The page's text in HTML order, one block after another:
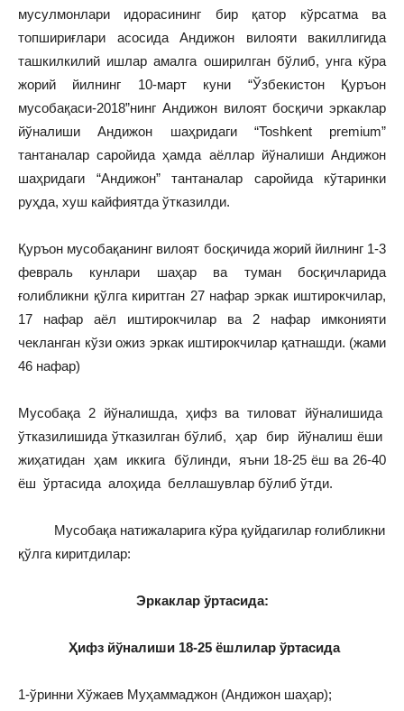
мусулмонлари идорасининг бир қатор кўрсатма ва
топшириғлари асосида Андижон вилояти вакиллигида
ташкилкилий ишлар амалга оширилган бўлиб, унга кўра
жорий йилнинг 10-март куни “Ўзбекистон Қуръон
мусобақаси-2018”нинг Андижон вилоят босқичи эркаклар
йўналиши Андижон шаҳридаги “Toshkent premium”
тантаналар саройида ҳамда аёллар йўналиши Андижон
шаҳридаги “Андижон” тантаналар саройида кўтаринки
руҳда, хуш кайфиятда ўтказилди.
Қуръон мусобақанинг вилоят босқичида жорий йилнинг 1-3
февраль кунлари шаҳар ва туман босқичларида
ғолибликни қўлга киритган 27 нафар эркак иштирокчилар,
17 нафар аёл иштирокчилар ва 2 нафар имконияти
чекланган кўзи ожиз эркак иштирокчилар қатнашди. (жами
46 нафар)
Мусобақа 2 йўналишда, ҳифз ва тиловат йўналишида
ўтказилишида ўтказилган бўлиб, ҳар бир йўналиш ёши
жиҳатидан ҳам иккига бўлинди, яъни 18-25 ёш ва 26-40
ёш ўртасида алоҳида беллашувлар бўлиб ўтди.
Мусобақа натижаларига кўра қуйдагилар ғолибликни
қўлга киритдилар:
Эркаклар ўртасида:
Ҳифз йўналиши 18-25 ёшлилар ўртасида
1-ўринни Хўжаев Муҳаммаджон (Андижон шаҳар);